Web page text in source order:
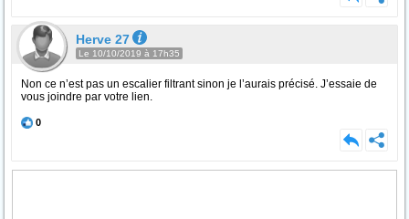
Herve 27
Le 10/10/2019 à 17h35
Non ce n’est pas un escalier filtrant sinon je l’aurais précisé. J’essaie de
vous joindre par votre lien.
0